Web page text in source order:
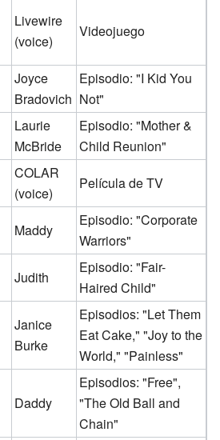
Livewire
(voice)
Videojuego
Joyce
Bradovich
Episodio: "I Kid You
Not"
Laurie
McBride
Episodio: "Mother &
Child Reunion"
COLAR
(voice)
Película de TV
Maddy
Episodio: "Corporate
Warriors"
Judith
Episodio: "Fair-
Haired Child"
Janice
Burke
Episodios: "Let Them
Eat Cake," "Joy to the
World," "Painless"
Daddy
Episodios: "Free",
"The Old Ball and
Chain"